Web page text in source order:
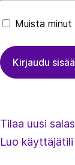
Muista minut
Tilaa uusi
Luo käyttäjätili